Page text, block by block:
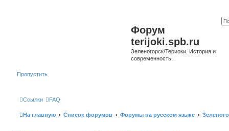
Форум
terijoki.spb.ru
Зеленогорск/Териоки. История и
современность.
Пропустить
Ссылки FAQ
На главную Список форумов Форумы на русском языке